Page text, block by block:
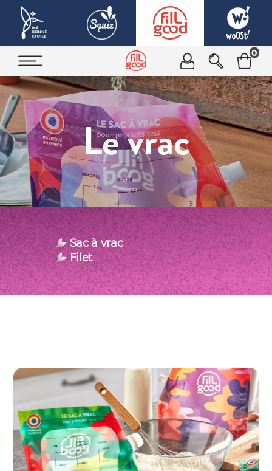
0
Le vrac
Sac à vrac
Filet